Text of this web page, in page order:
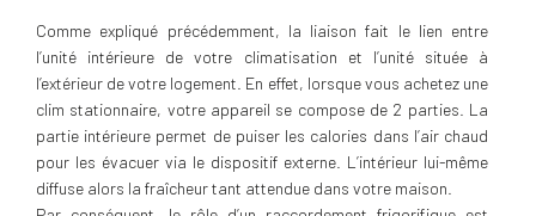
Comme expliqué précédemment, la liaison fait le lien entre
l’unité intérieure de votre climatisation et l’unité située à
l’extérieur de votre logement. En effet, lorsque vous achetez une
clim stationnaire, votre appareil se compose de 2 parties. La
partie intérieure permet de puiser les calories dans l’air chaud
pour les évacuer via le dispositif externe. L’intérieur lui-même
diffuse alors la fraîcheur tant attendue dans votre maison.